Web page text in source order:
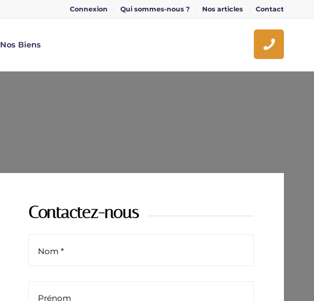
Connexion Qui sommes-nous ? Nos articles Contact
Nos Biens
Contactez-nous